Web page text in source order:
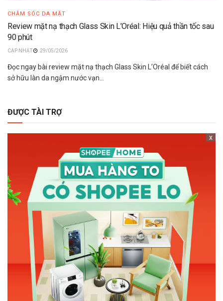
CHĂM SÓC DA MẶT
Review mặt nạ thạch Glass Skin L’Oréal: Hiệu quả thần tốc sau
90 phút
29/05/2026
Đọc ngay bài review mặt nạ thạch Glass Skin L’Oréal để biết cách
sở hữu làn da ngậm nước vạn...
ĐƯỢC TÀI TRỢ
x